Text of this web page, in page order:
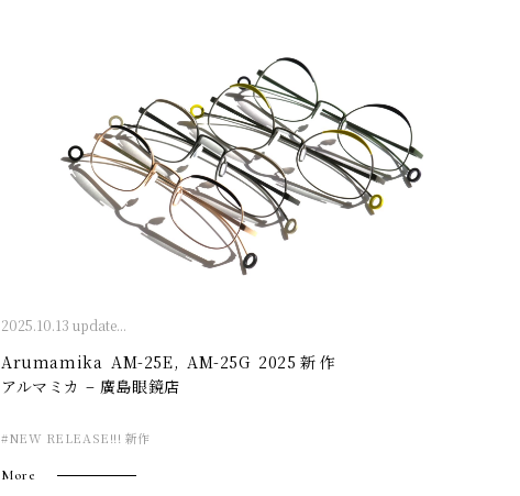
2025.10.13 update...
Arumamika AM-25E, AM-25G 2025新作
アルマミカ – 廣島眼鏡店
#NEW RELEASE!!! 新作
More